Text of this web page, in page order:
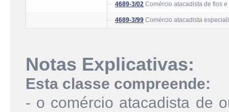
4689-3/02 Comércio atacadista de fios
4689-3/99 Comércio atacadista
Notas Explicativas:
Esta classe compreende:
- o comércio atacadista de